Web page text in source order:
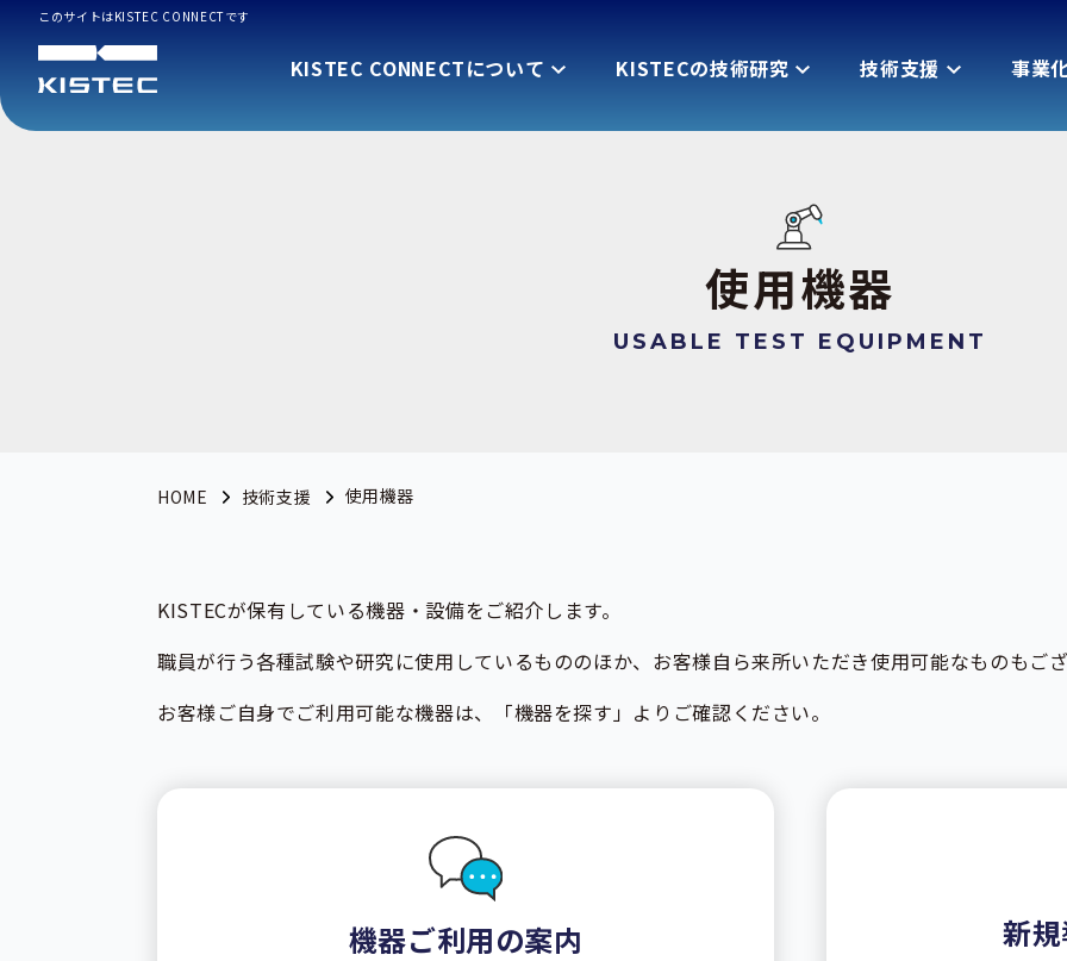
このサイトはKISTEC CONNECTです
KISTEC CONNECTについて KISTECの技術研究 技術支援 事業
使用機器
USABLE TEST EQUIPMENT
HOME 技術支援 使用機器
KISTECが保有している機器・設備をご紹介します。
職員が行う各種試験や研究に使用しているもののほか、お客様自ら来所いただき使用可能なものもご
お客様ご自身でご利用可能な機器は、「機器を探す」よりご確認ください。
機器ご利用の案内 新